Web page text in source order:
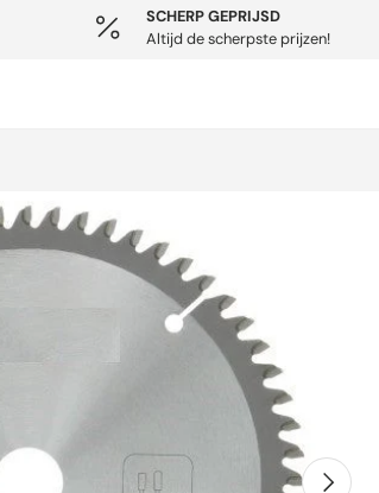
SCHERP GEPRIJSD
Altijd de scherpste prijzen!
Volgende